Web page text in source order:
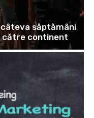
săptămâni
către continent